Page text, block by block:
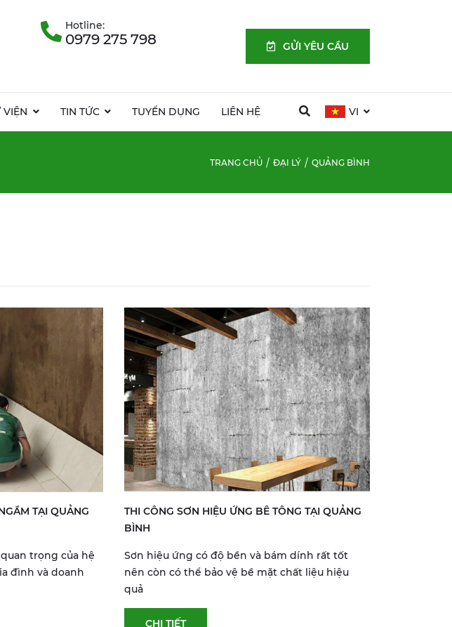
VIỆN TIN TỨC TUYỂN DỤNG LIÊN HỆ VI
Hotline:
0979 275 798 GỬI YÊU CẦU
TRANG CHỦ ĐẠI LÝ QUẢNG BÌNH
TẠI QUẢNG
trọng của hệ
đình và doanh
THI CÔNG SƠN HIỆU ỨNG BÊ TÔNG TẠI QUẢNG
BÌNH
Sơn hiệu ứng có độ bền và bám dính rất tốt
nên còn có thể bảo vệ bề mặt chất liệu hiệu
quả
CHI TIẾT